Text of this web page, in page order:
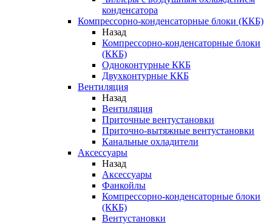
конденсатора
Компрессорно-конденсаторные блоки (ККБ)
Назад
Компрессорно-конденсаторные блоки
(ККБ)
Одноконтурные ККБ
Двухконтурные ККБ
Вентиляция
Назад
Вентиляция
Приточные вентустановки
Приточно-вытяжные вентустановки
Канальные охладители
Аксессуары
Назад
Аксессуары
Фанкойлы
Компрессорно-конденсаторные блоки
(ККБ)
Вентустановки